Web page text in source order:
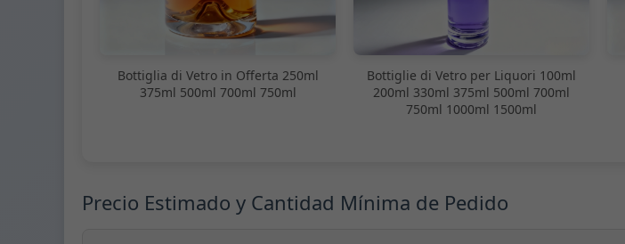
Bottiglia di Vetro in Offerta 250ml
375ml 500ml 700ml 750ml
Bottiglie di Vetro per Liquori 100ml
200ml 330ml 375ml 500ml 700ml
750ml 1000ml 1500ml
Precio Estimado y Cantidad Mínima de Pedido